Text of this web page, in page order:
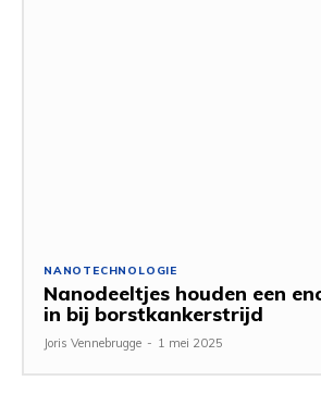
NANOTECHNOLOGIE
Nanodeeltjes houden een
in bij borstkankerstrijd
Joris Vennebrugge - 1 mei 2025